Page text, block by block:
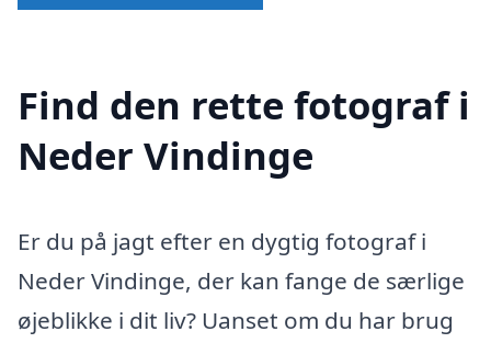
Find den rette fotograf i
Neder Vindinge
Er du på jagt efter en dygtig fotograf i
Neder Vindinge, der kan fange de særlige
øjeblikke i dit liv? Uanset om du har brug